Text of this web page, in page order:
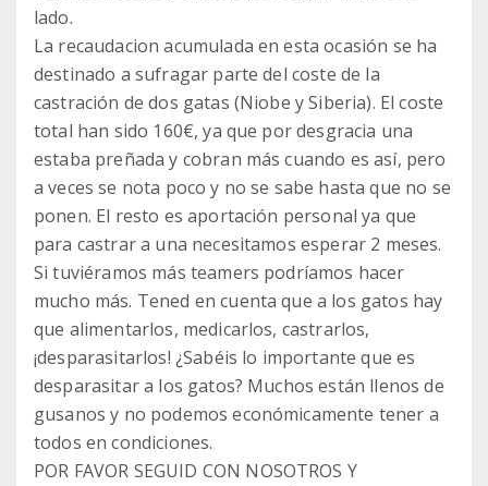
lado.
La recaudacion acumulada en esta ocasión se ha
destinado a sufragar parte del coste de la
castración de dos gatas (Niobe y Siberia). El coste
total han sido 160€, ya que por desgracia una
estaba preñada y cobran más cuando es así, pero
a veces se nota poco y no se sabe hasta que no se
ponen. El resto es aportación personal ya que
para castrar a una necesitamos esperar 2 meses.
Si tuviéramos más teamers podríamos hacer
mucho más. Tened en cuenta que a los gatos hay
que alimentarlos, medicarlos, castrarlos,
¡desparasitarlos! ¿Sabéis lo importante que es
desparasitar a los gatos? Muchos están llenos de
gusanos y no podemos económicamente tener a
todos en condiciones.
POR FAVOR SEGUID CON NOSOTROS Y